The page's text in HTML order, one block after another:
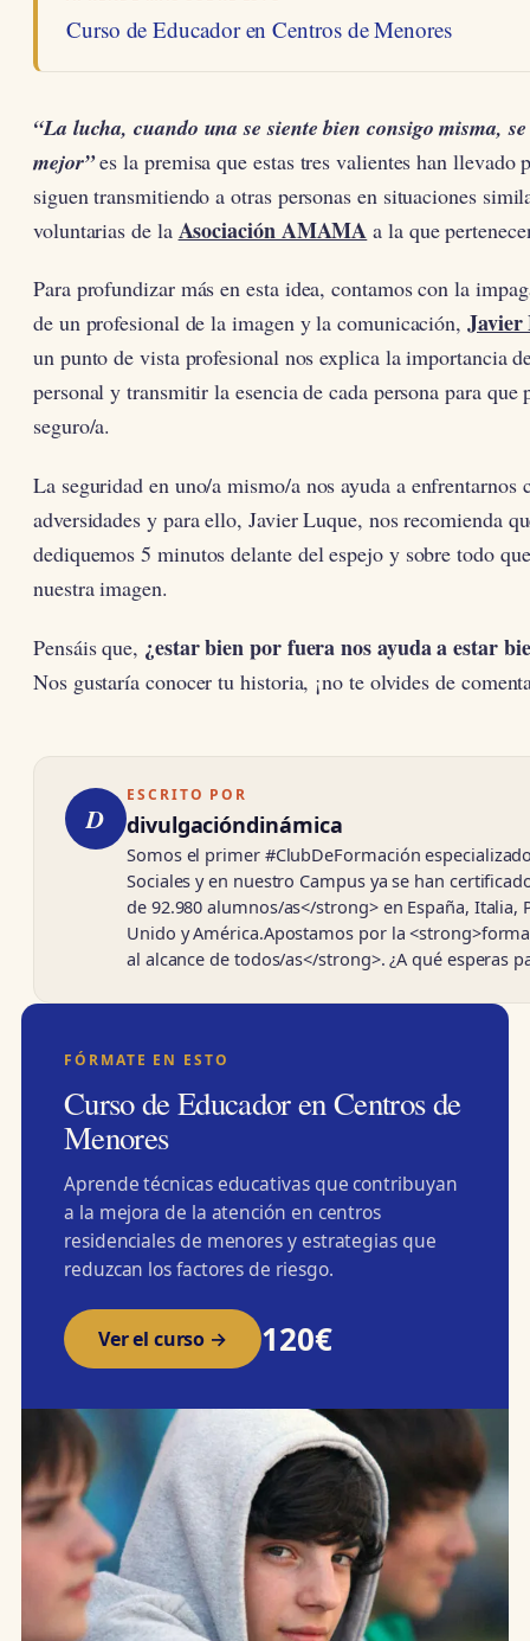
Curso de Educador en Centros de Menores
“La lucha, cuando una se siente bien consigo misma,
mejor”es la premisa que estas tres valientes han llevado
siguen transmitiendo a otras personas en situaciones
voluntarias de la Asociación AMAMA a la que
Para profundizar más en esta idea, contamos con la
de un profesional de la imagen y la comunicación,Javier
un punto de vista profesional nos explica la importancia
personal y transmitir la esencia de cada persona para que
seguro/a.
La seguridad en uno/a mismo/a nos ayuda a enfrentarnos
adversidades y para ello, Javier Luque, nos recomienda
dediquemos 5 minutos delante del espejo y sobre todo
nuestra imagen.
Pensáis que, ¿estar bien por fuera nos ayuda a estar
Nos gustaría conocer tu historia, ¡no te olvides de
D
ESCRITO POR
divulgacióndinámica
Somos el primer #ClubDeFormación
Sociales y en nuestro Campus ya se han
de 92.980 alumnos/as</strong> en España, Italia,
Unido y América.Apostamos por la
al alcance de todos/as</strong>. ¿A qué esperas
FÓRMATE EN ESTO
Curso de Educador en Centros de
Menores
Aprende técnicas educativas que contribuyan
a la mejora de la atención en centros
residenciales de menores y estrategias que
reduzcan los factores de riesgo.
Ver el curso → 120€